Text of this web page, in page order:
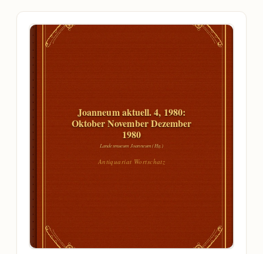
Joanneum aktuell. 4, 1980:
Oktober November Dezember
1980
Landesmueum Joanneum (Hg.)
Antiquariat Wortschatz